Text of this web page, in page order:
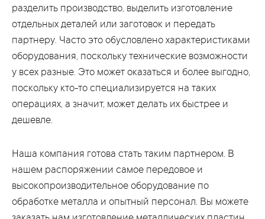
разделить производство, выделить изготовление
отдельных деталей или заготовок и передать
партнеру. Часто это обусловлено характеристиками
оборудования, поскольку технические возможности
у всех разные. Это может оказаться и более выгодно,
поскольку кто-то специализируется на таких
операциях, а значит, может делать их быстрее и
дешевле.
Наша компания готова стать таким партнером. В
нашем распоряжении самое передовое и
высокопроизводительное оборудование по
обработке металла и опытный персонал. Вы можете